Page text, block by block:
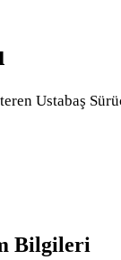
Ustabaş
Bilgileri